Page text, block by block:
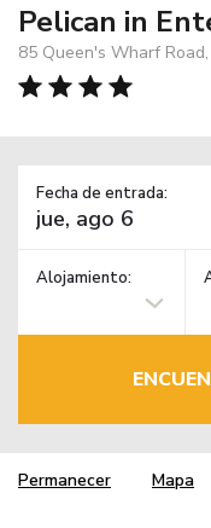
Pelican in
85 Queen's Wharf
Fecha de entrada:
Alojamiento:
Permanecer Mapa